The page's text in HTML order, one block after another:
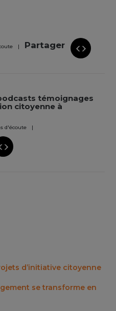
Partager
témoignages
citoyenne à
s d'écoute
d’initiative citoyenne
se transforme en